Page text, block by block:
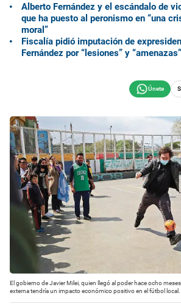
Alberto Fernández y el escándalo de
que ha puesto al peronismo en “una
moral”
Fiscalía pidió imputación de
Fernández por “lesiones” y “amenazas”
El gobierno de Javier Milei, quien llegó al poder hace ocho
externa tendría un impacto económico positivo en el fútbol